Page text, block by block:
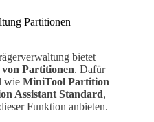
Partitionen
bietet
Partitionen. Dafür
wie MiniTool Partition
Assistant Standard,
Funktion anbieten.